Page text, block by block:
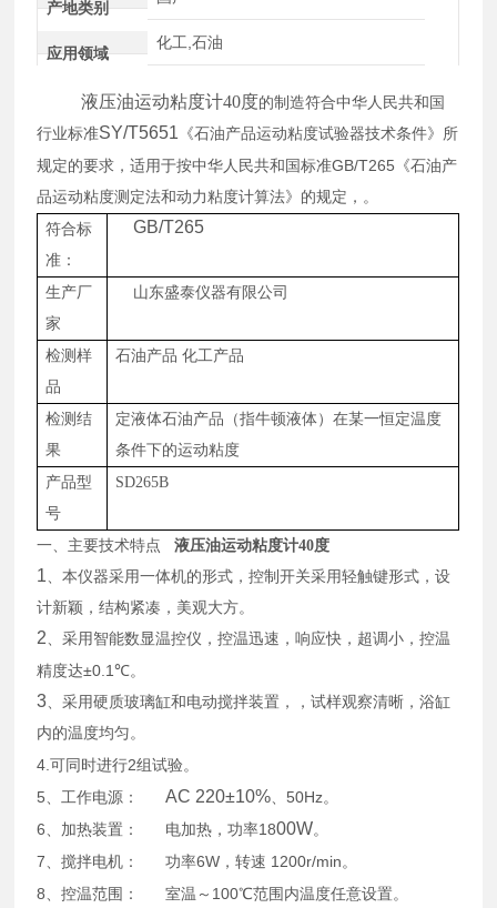
产地类别
应用领域
化工,石油
液压油运动粘度计40度的制造符合中华人民共和国
行业标准SY/T5651 《石油产品运动粘度试验器技术条件》所
规定的要求，适用于按中华人民共和国标准GB/T265 《石油产
品运动粘度测定法和动力粘度计算法》的规定，。
符合标
准：
GB/T265
生产厂
家
山东盛泰仪器有限公司
检测样
品
石油产品 化工产品
检测结
果
定液体石油产品（指牛顿液体）在某一恒定温度
条件下的运动粘度
产品型
号
SD265B
一、主要技术特点液压油运动粘度计40度
1 、本仪器采用一体机的形式，控制开关采用轻触键形式，设
计新颖，结构紧凑，美观大方。
2 、采用智能数显温控仪，控温迅速，响应快，超调小，控温
精度达±0.1℃。
3 、采用硬质玻璃缸和电动搅拌装置，，试样观察清晰，浴缸
内的温度均匀。
4.可同时进行2组试验。
5 、工作电源： AC 220±10% 、50Hz。
6 、加热装置： 电加热，功率1800W。
7 、搅拌电机： 功率6W ，转速 1200r/min 。
8 、控温范围： 室温～ 100℃范围内温度任意设置 。